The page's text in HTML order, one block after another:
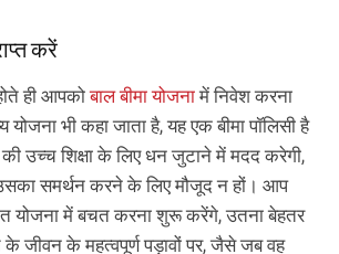
करें
ही आपकोबाल बीमा योजनामें निवेश करना
योजना भी कहा जाता है, यह एक बीमा पॉलिसी है
उच्च शिक्षा के लिए धन जुटाने में मदद करेगी,
समर्थन करने के लिए मौजूद न हों। आप
योजना में बचत करना शुरू करेंगे, उतना बेहतर
जीवन के महत्वपूर्ण पड़ावों पर, जैसे जब वह